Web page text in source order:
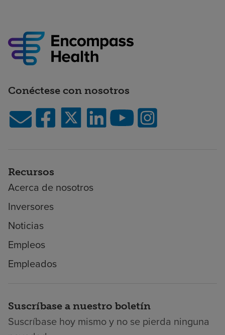
Conéctese con nosotros
Recursos
Acerca de nosotros
Inversores
Noticias
Empleos
Empleados
Suscríbase a nuestro boletín
Suscríbase hoy mismo y no se pierda ninguna